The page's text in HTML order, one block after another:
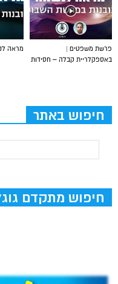
מראה
פרשת משפטים |
באספקלריית קבלה – חסידות
חיפוש באתר
חיפוש מתקדם